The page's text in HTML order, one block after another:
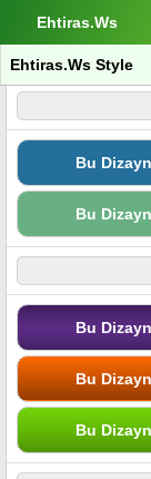
Ehtiras.Ws
Ehtiras.Ws Style
Bu
Bu
Bu
Bu
Bu